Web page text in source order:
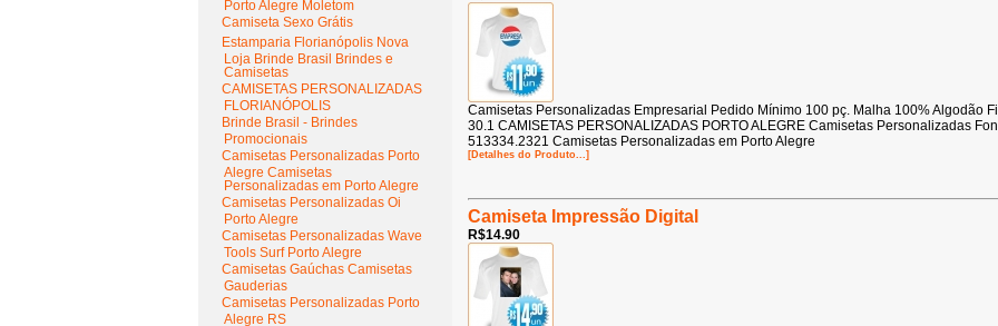
Porto Alegre Moletom
Camiseta Sexo Grátis
Estamparia Florianópolis Nova
Loja Brinde Brasil Brindes e
Camisetas
CAMISETAS PERSONALIZADAS
FLORIANÓPOLIS
Brinde Brasil - Brindes
Promocionais
Camisetas Personalizadas Porto
Alegre Camisetas
Personalizadas em Porto Alegre
Camisetas Personalizadas Oi
Porto Alegre
Camisetas Personalizadas Wave
Tools Surf Porto Alegre
Camisetas Gaúchas Camisetas
Gauderias
Camisetas Personalizadas Porto
Alegre RS
Camisetas Personalizadas Empresarial Pedido Mínimo 100 pç. Malha 100% Algodão
30.1 CAMISETAS PERSONALIZADAS PORTO ALEGRE Camisetas Personalizadas
513334.2321 Camisetas Personalizadas em Porto Alegre
[Detalhes do Produto...]
Camiseta Impressão Digital
R$14.90